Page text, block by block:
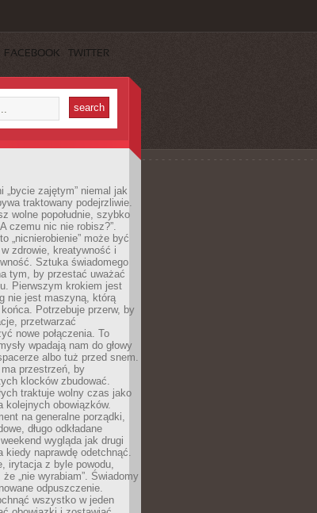
FACEBOOK TWITTER
„bycie zajętym” niemal jak
traktowany podejrzliwie.
wolne popołudnie, szybko
czemu nic nie robisz?”.
„nicnierobienie” może być
zdrowie, kreatywność i
Sztuka świadomego
tym, by przestać uważać
Pierwszym krokiem jest
nie jest maszyną, którą
Potrzebuje przerw, by
przetwarzać
nowe połączenia. To
wpadają nam do głowy
albo tuż przed snem.
przestrzeń, by
klocków zbudować.
traktuje wolny czas jako
kolejnych obowiązków.
na generalne porządki,
długo odkładane
wygląda jak drugi
kiedy naprawdę odetchnąć.
irytacja z byle powodu,
„nie wyrabiam”. Świadomy
odpuszczenie.
wszystko w jeden